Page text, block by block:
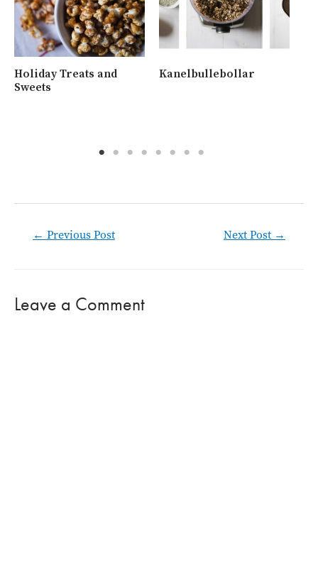
Holiday Treats and
Sweets
Kanelbullebollar
← Previous Post Next Post →
Leave a Comment